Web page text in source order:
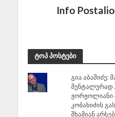
Info
ტოპ პოსტები
გია აბაშიძე:
მენტალურად
ჟორჟოლიანი
კობახიძის
შხამიან